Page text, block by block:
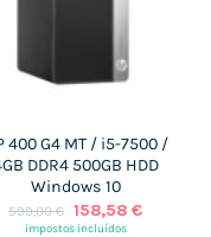
400 G4 MT / i5-7500 /
DDR4 500GB HDD
Windows 10
599,00€ O
preço
158,58 €O
impostos incluídos